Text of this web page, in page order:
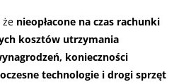
że nieopłacone na czas rachunki
kosztów utrzymania
konieczności
technologie i drogi sprzęt